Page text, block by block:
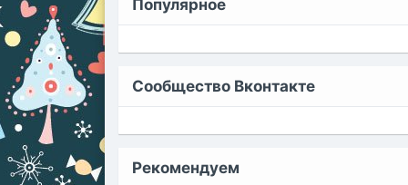
Популярное
Сообщество Вконтакте
Рекомендуем